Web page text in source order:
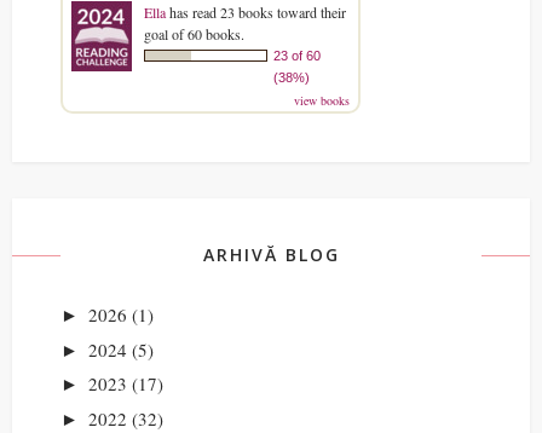
Ellahas read 23 books toward their
goal of 60 books.
23 of 60
(38%)
view books
ARHIVĂ BLOG
► 2026 (1)
► 2024 (5)
► 2023 (17)
► 2022 (32)